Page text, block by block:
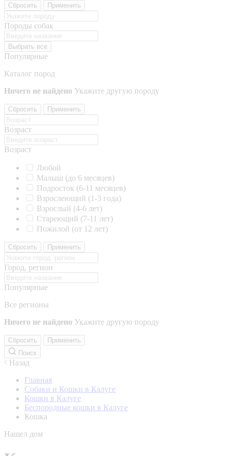
Сбросить Применить
Породы собак
Выбрать все
Популярные
Каталог пород
Ничего не найдено Укажите другую породу
Сбросить Применить
Возраст
Возраст
Любой
Малыш (до 6 месяцев)
Подросток (6-11 месяцев)
Взрослеющий (1-3 года)
Взрослый (4-6 лет)
Стареющий (7-11 лет)
Пожилой (от 12 лет)
Сбросить Применить
Город, регион
Популярные
Все регионы
Ничего не найдено Укажите другую породу
Сбросить
Применить
Поиск
Назад
Главная
Собаки и Кошки в Калуге
Кошки в Калуге
Беспородные кошки в Калуге
Кошка
Нашел дом